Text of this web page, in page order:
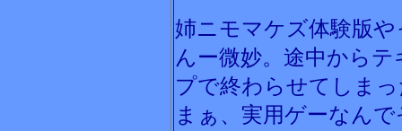
姉ニモマケズ体験版
んー微妙。途中から
プで終わらせてしま
まぁ、実用ゲーなん